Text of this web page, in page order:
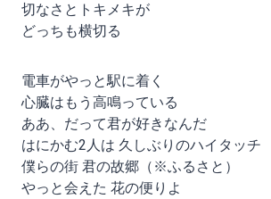
切なさとトキメキが
どっちも横切る
電車がやっと駅に着く
心臓はもう高鳴っている
ああ、だって君が好きなんだ
はにかむ2人は 久しぶりのハイタッチ
僕らの街 君の故郷（※ふるさと）
やっと会えた 花の便りよ